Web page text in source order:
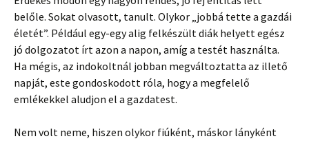
belőle. Sokat olvasott, tanult. Olykor „jobbá tette a gazdái
életét”. Például egy-egy alig felkészült diák helyett egész
jó dolgozatot írt azon a napon, amíg a testét használta.
Ha mégis, az indokoltnál jobban megváltoztatta az illető
napját, este gondoskodott róla, hogy a megfelelő
emlékekkel aludjon el a gazdatest.
Nem volt neme, hiszen olykor fiúként, máskor lányként